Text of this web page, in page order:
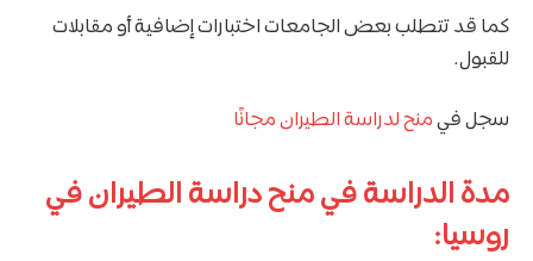
كما قد تتطلب بعض الجامعات اختبارات إضافية أو مقابلات
للقبول.
سجل فيمنح لدراسة الطيران مجانًا
مدة الدراسة في منح دراسة الطيران في
روسيا: